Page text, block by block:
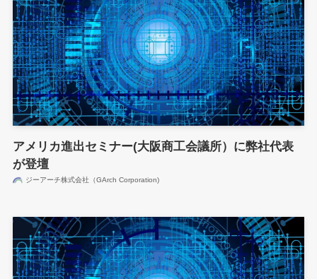
アメリカ進出セミナー(大阪商工会議所）に弊社代表
が登壇
ジーアーチ株式会社（GArch Corporation)